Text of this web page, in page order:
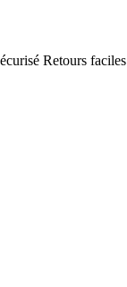
Retours faciles